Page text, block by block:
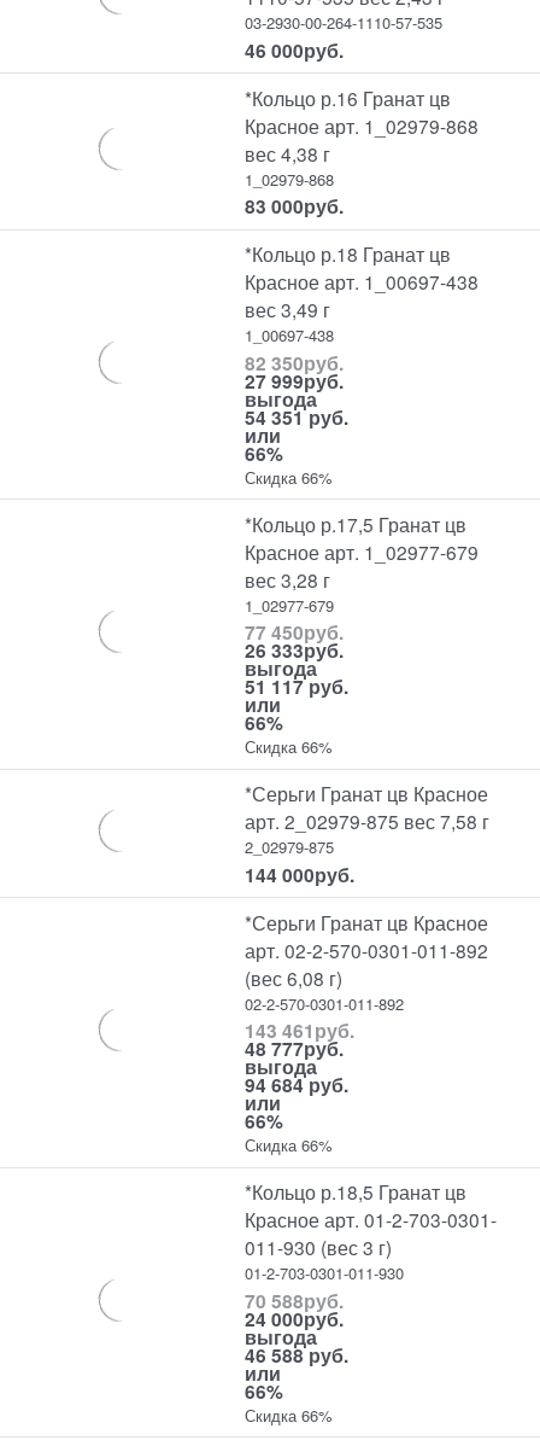
03-2930-00-264-1110-57-535
46 000руб.
*Кольцо р.16 Гранат цв
Красное арт. 1_02979-868
вес 4,38 г
1_02979-868
83 000руб.
*Кольцо р.18 Гранат цв
Красное арт. 1_00697-438
вес 3,49 г
1_00697-438
82 350руб.
27 999руб.
выгода
54 351 руб.
или
66%
Скидка 66%
*Кольцо р.17,5 Гранат цв
Красное арт. 1_02977-679
вес 3,28 г
1_02977-679
77 450руб.
26 333руб.
выгода
51 117 руб.
или
66%
Скидка 66%
*Серьги Гранат цв Красное
арт. 2_02979-875 вес 7,58 г
2_02979-875
144 000руб.
*Серьги Гранат цв Красное
арт. 02-2-570-0301-011-892
(вес 6,08 г)
02-2-570-0301-011-892
143 461руб.
48 777руб.
выгода
94 684 руб.
или
66%
Скидка 66%
*Кольцо р.18,5 Гранат цв
Красное арт. 01-2-703-0301-
011-930 (вес 3 г)
01-2-703-0301-011-930
70 588руб.
24 000руб.
выгода
46 588 руб.
или
66%
Скидка 66%